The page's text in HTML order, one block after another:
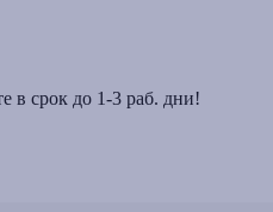
в срок до 1-3 раб. дни!